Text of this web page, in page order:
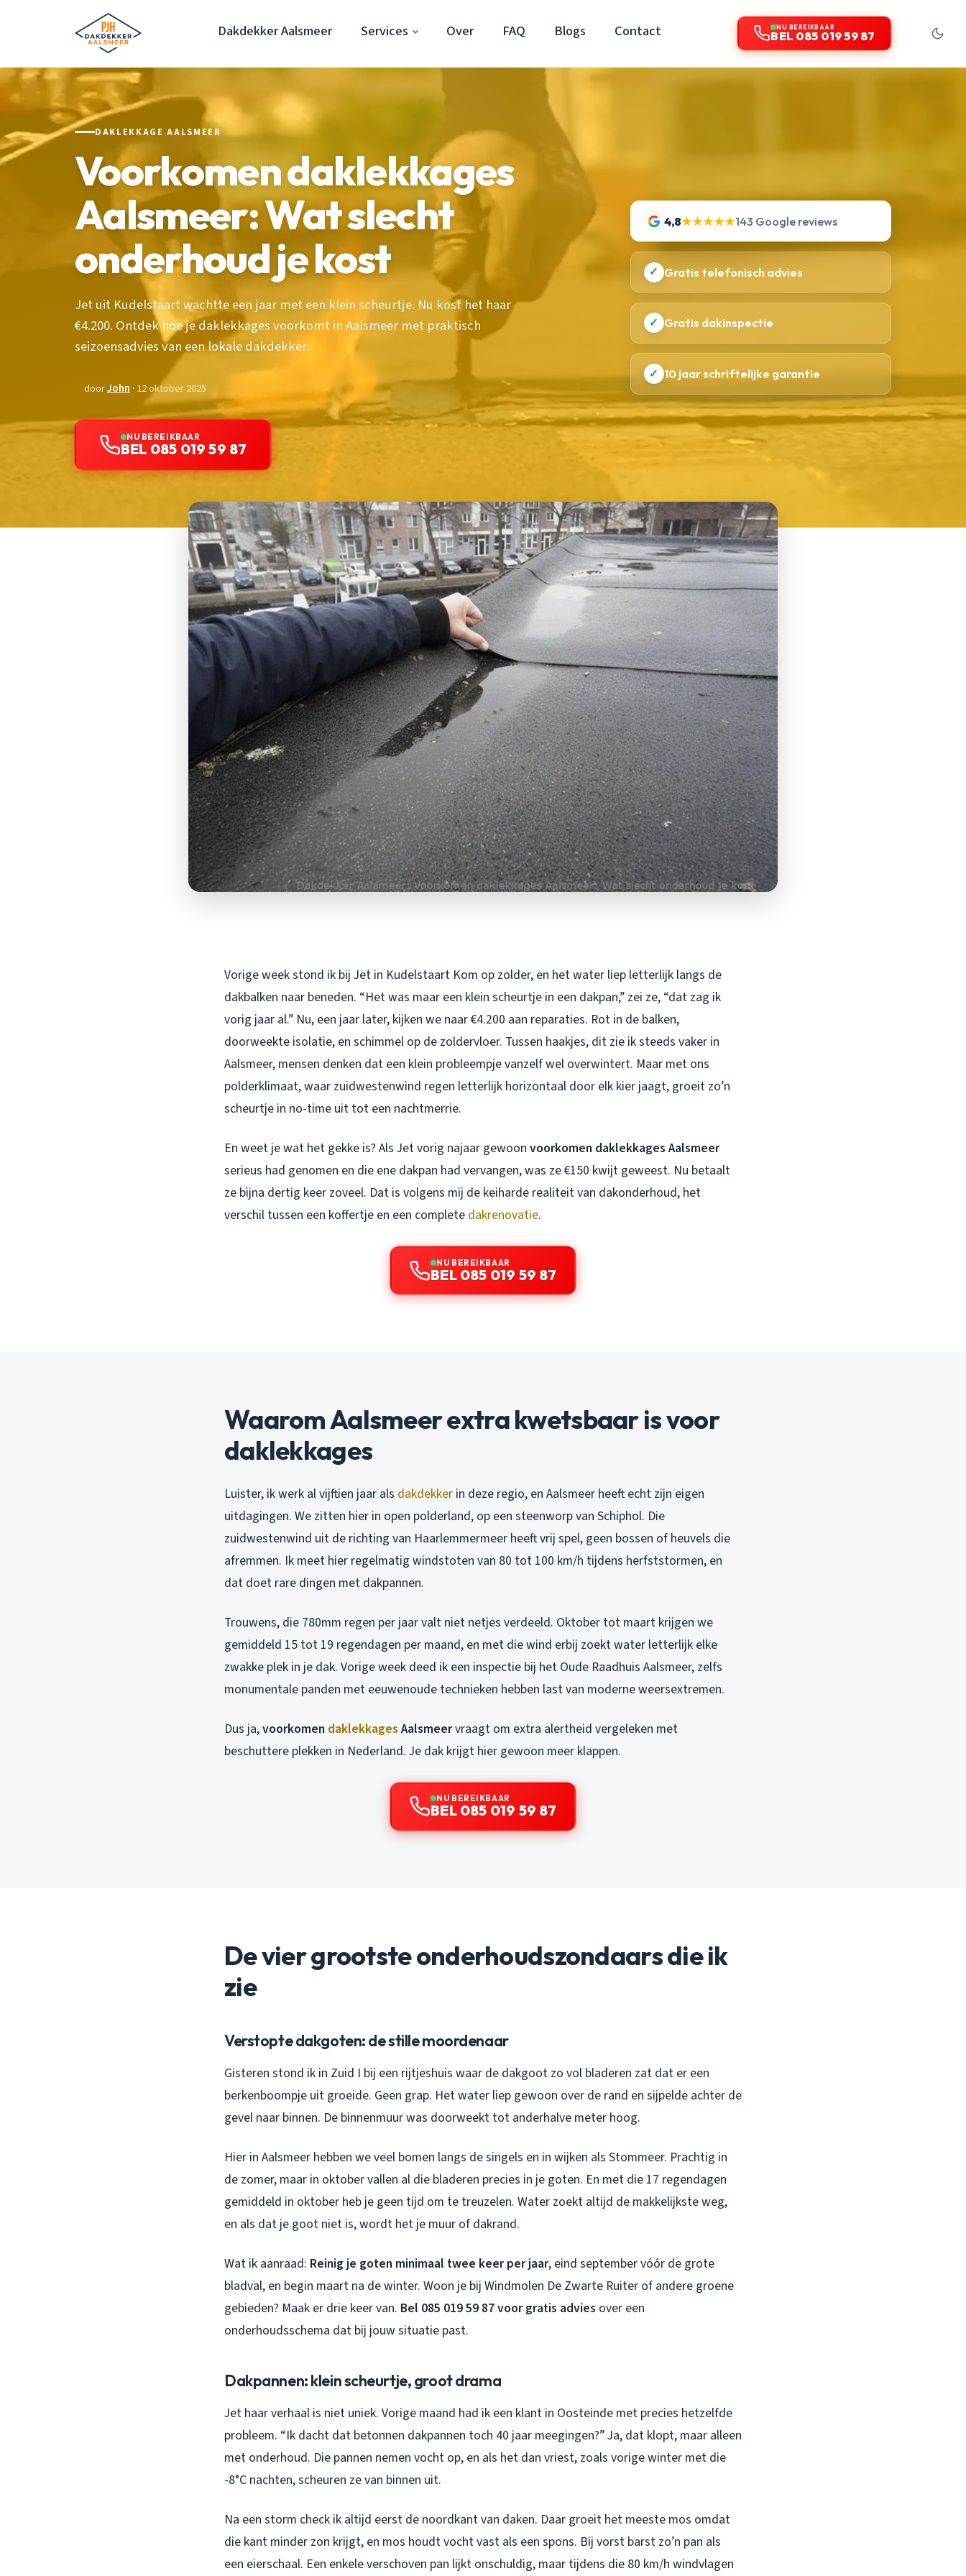
Dakdekker Aalsmeer Services Over FAQ Blogs Contact NU BEREIKBAAR
BEL 085 019 59 87
DAKLEKKAGE AALSMEER
Voorkomen daklekkages
Aalsmeer: Wat slecht
onderhoud je kost
Jet uit Kudelstaart wachtte een jaar met een klein scheurtje. Nu kost het haar
€4.200. Ontdek hoe je daklekkages voorkomt in Aalsmeer met praktisch
seizoensadvies van een lokale dakdekker.
doorJohn · 12 oktober 2025
NU BEREIKBAAR
BEL 085 019 59 87
4,8★★★★★143 Google reviews
✓ Gratis telefonisch advies
✓ Gratis dakinspectie
✓ 10 jaar schriftelijke garantie
Vorige week stond ik bij Jet in Kudelstaart Kom op zolder, en het water liep letterlijk langs de
dakbalken naar beneden. “Het was maar een klein scheurtje in een dakpan,” zei ze, “dat zag ik
vorig jaar al.” Nu, een jaar later, kijken we naar €4.200 aan reparaties. Rot in de balken,
doorweekte isolatie, en schimmel op de zoldervloer. Tussen haakjes, dit zie ik steeds vaker in
Aalsmeer, mensen denken dat een klein probleempje vanzelf wel overwintert. Maar met ons
polderklimaat, waar zuidwestenwind regen letterlijk horizontaal door elk kier jaagt, groeit zo’n
scheurtje in no-time uit tot een nachtmerrie.
En weet je wat het gekke is? Als Jet vorig najaar gewoon voorkomen daklekkages Aalsmeer
serieus had genomen en die ene dakpan had vervangen, was ze €150 kwijt geweest. Nu betaalt
ze bijna dertig keer zoveel. Dat is volgens mij de keiharde realiteit van dakonderhoud, het
verschil tussen een koffertje en een complete dakrenovatie.
NU BEREIKBAAR
BEL 085 019 59 87
Waarom Aalsmeer extra kwetsbaar is voor
daklekkages
Luister, ik werk al vijftien jaar als dakdekker in deze regio, en Aalsmeer heeft echt zijn eigen
uitdagingen. We zitten hier in open polderland, op een steenworp van Schiphol. Die
zuidwestenwind uit de richting van Haarlemmermeer heeft vrij spel, geen bossen of heuvels die
afremmen. Ik meet hier regelmatig windstoten van 80 tot 100 km/h tijdens herfststormen, en
dat doet rare dingen met dakpannen.
Trouwens, die 780mm regen per jaar valt niet netjes verdeeld. Oktober tot maart krijgen we
gemiddeld 15 tot 19 regendagen per maand, en met die wind erbij zoekt water letterlijk elke
zwakke plek in je dak. Vorige week deed ik een inspectie bij het Oude Raadhuis Aalsmeer, zelfs
monumentale panden met eeuwenoude technieken hebben last van moderne weersextremen.
Dus ja,voorkomen daklekkages Aalsmeervraagt om extra alertheid vergeleken met
beschuttere plekken in Nederland. Je dak krijgt hier gewoon meer klappen.
NU BEREIKBAAR
BEL 085 019 59 87
De vier grootste onderhoudszondaars die ik
zie
Verstopte dakgoten: de stille moordenaar
Gisteren stond ik in Zuid I bij een rijtjeshuis waar de dakgoot zo vol bladeren zat dat er een
berkenboompje uit groeide. Geen grap. Het water liep gewoon over de rand en sijpelde achter de
gevel naar binnen. De binnenmuur was doorweekt tot anderhalve meter hoog.
Hier in Aalsmeer hebben we veel bomen langs de singels en in wijken als Stommeer. Prachtig in
de zomer, maar in oktober vallen al die bladeren precies in je goten. En met die 17 regendagen
gemiddeld in oktober heb je geen tijd om te treuzelen. Water zoekt altijd de makkelijkste weg,
en als dat je goot niet is, wordt het je muur of dakrand.
Wat ik aanraad: Reinig je goten minimaal twee keer per jaar, eind september vóór de grote
bladval, en begin maart na de winter. Woon je bij Windmolen De Zwarte Ruiter of andere groene
gebieden? Maak er drie keer van. Bel 085 019 59 87 voor gratis advies over een
onderhoudsschema dat bij jouw situatie past.
Dakpannen: klein scheurtje, groot drama
Jet haar verhaal is niet uniek. Vorige maand had ik een klant in Oosteinde met precies hetzelfde
probleem. “Ik dacht dat betonnen dakpannen toch 40 jaar meegingen?” Ja, dat klopt, maar alleen
met onderhoud. Die pannen nemen vocht op, en als het dan vriest, zoals vorige winter met die
-8°C nachten, scheuren ze van binnen uit.
Na een storm check ik altijd eerst de noordkant van daken. Daar groeit het meeste mos omdat
die kant minder zon krijgt, en mos houdt vocht vast als een spons. Bij vorst barst zo’n pan als
een eierschaal. Een enkele verschoven pan lijkt onschuldig, maar tijdens die 80 km/h windvlagen